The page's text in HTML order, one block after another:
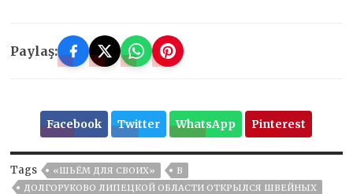
Paylaş:
Facebook Twitter WhatsApp Pinterest
Tags «ШЬЁМ ДЛЯ СВОИХ»
В
ДОЛГОРУКОВО ЛИПЕЦКОЙ ОБЛАСТИ ОТКРЫЛСЯ ШВЕЙНЫХ